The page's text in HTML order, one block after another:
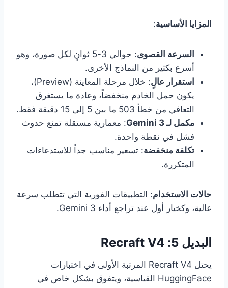
المزايا الأساسية:
السرعة القصوى
: حوالي 3-5 ثوانٍ لكل صورة، وهو
أسرع بكثير من النماذج الأخرى.
استقرار عالٍ
: خلال مرحلة المعاينة (Preview)،
يكون حمل الخادم منخفضاً، وعادة ما يستغرق
التعافي من خطأ 503 ما بين 5 إلى 15 دقيقة فقط.
مكمل لـ Gemini 3
: معمارية مستقلة تمنع حدوث
فشل في نقطة واحدة.
تكلفة منخفضة: تسعير مناسب جداً للاستدعاءات
المتكررة.
حالات الاستخدام: التطبيقات الفورية التي تتطلب سرعة
عالية، وكخيار أول عند تراجع أداء Gemini 3.
البديل 5: Recraft V4
يحتل Recraft V4 المرتبة الأولى في اختبارات
HuggingFace القياسية، ويتفوق بشكل خاص في